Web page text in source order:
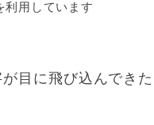
用しています
目に飛び込んでき